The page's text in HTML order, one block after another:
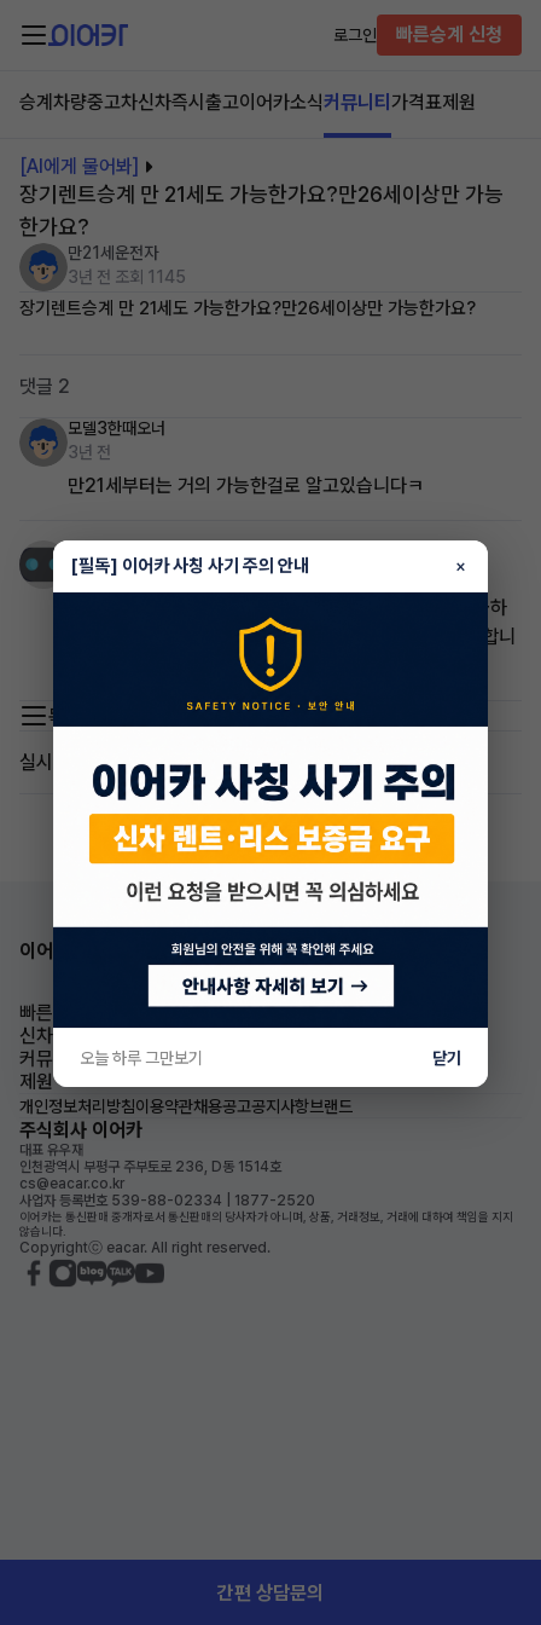
로그인 빠른승계 신청
승계차량중고차신차즉시출고이어카소식커뮤니티 가격표제원
[AI에게 물어봐]
장기렌트승계 만 21세도 가능한가요?만26세이상만 가능
한가요?
만21세운전자
3년 전 조회 1145
장기렌트승계 만 21세도 가능한가요?만26세이상만 가능한가요?
댓글 2
모델3한때오너
3년 전
만21세부터는 거의 가능한걸로 알고있습니다ㅋ
3년 전
안녕하세요, 이것은 빙입니다. 장기렌트승계에 대해 궁금하
신 것 같습니다. 장기렌트승계는 만 21세 이상이면 가능합니
다. 만 26세 이상이어야 하는 것은 아닙니다.😊
목록 이동
실시간 인기글
이어카 앱 다운로드
빠른승계
승계차량
신차즉시출고
이어카소식
커뮤니티
제원
개인정보처리방침이용약관채용공고공지사항브랜드
주식회사 이어카
대표 유우재
인천광역시 부평구 주부토로 236, D동 1514호
cs@eacar.co.kr
사업자 등록번호 539-88-02334 | 1877-2520
이어카는 통신판매 중개자로서 통신판매의 당사자가 아니며, 상품, 거래정보, 거래에 대하여 책임을 지지
않습니다.
Copyrightⓒ eacar. All right reserved.
간편 상담문의
[필독] 이어카 사칭 사기 주의 안내 ×
오늘 하루 그만보기 닫기